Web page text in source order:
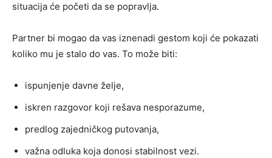
situacija će početi da se popravlja.
Partner bi mogao da vas iznenadi gestom koji će pokazati
koliko mu je stalo do vas. To može biti:
ispunjenje davne želje,
iskren razgovor koji rešava nesporazume,
predlog zajedničkog putovanja,
važna odluka koja donosi stabilnost vezi.